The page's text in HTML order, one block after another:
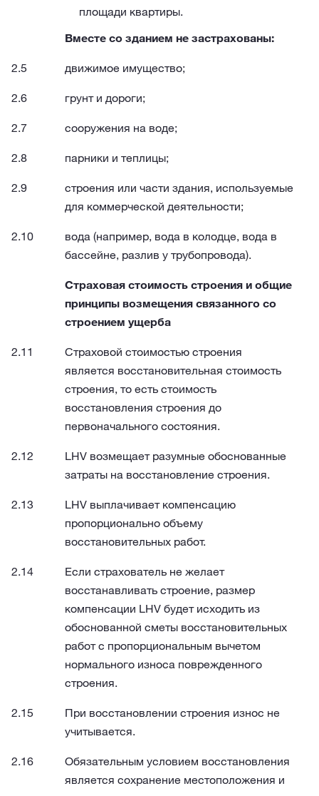
площади квартиры.
Вместе со зданием не застрахованы:
движимое имущество;
грунт и дороги;
сооружения на воде;
парники и теплицы;
строения или части здания, используемые
для коммерческой деятельности;
вода (например, вода в колодце, вода в
бассейне, разлив у трубопровода).
Страховая стоимость строения и общие
принципы возмещения связанного со
строением ущерба
Страховой стоимостью строения
является восстановительная стоимость
строения, то есть стоимость
восстановления строения до
первоначального состояния.
LHV возмещает разумные обоснованные
затраты на восстановление строения.
LHV выплачивает компенсацию
пропорционально объему
восстановительных работ.
Если страхователь не желает
восстанавливать строение, размер
компенсации LHV будет исходить из
обоснованной сметы восстановительных
работ с пропорциональным вычетом
нормального износа поврежденного
строения.
При восстановлении строения износ не
учитывается.
Обязательным условием восстановления
является сохранение местоположения и